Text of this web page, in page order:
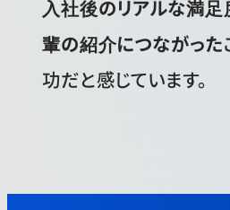
入社後のリアルな満足
輩の紹介につながった
功だと感じています。